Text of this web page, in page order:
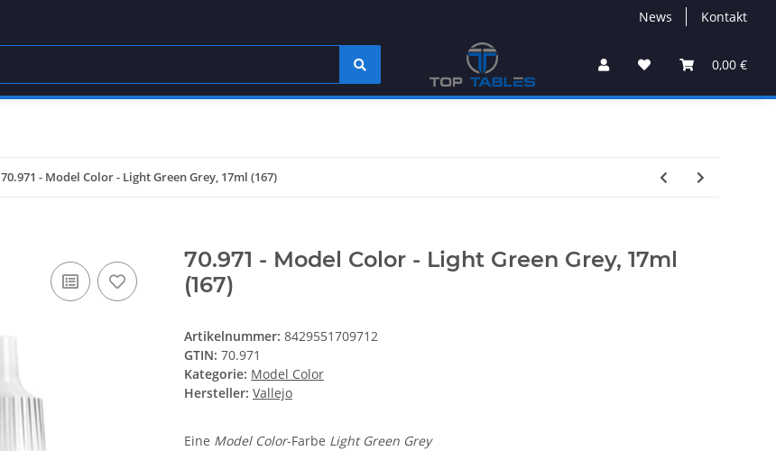
News Kontakt
0,00 €
70.971 - Model Color - Light Green Grey, 17ml (167)
70.971 - Model Color - Light Green Grey, 17ml
(167)
Artikelnummer: 8429551709712
GTIN: 70.971
Kategorie: Model Color
Hersteller: Vallejo
Eine Model Color-Farbe Light Green Grey